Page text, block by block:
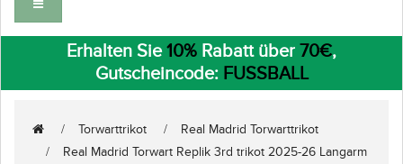
Erhalten Sie10% Rabatt über 70€,
Gutscheincode: FUSSBALL
Torwarttrikot
Real Madrid Torwarttrikot
Real Madrid Torwart Replik 3rd trikot 2025-26 Langarm